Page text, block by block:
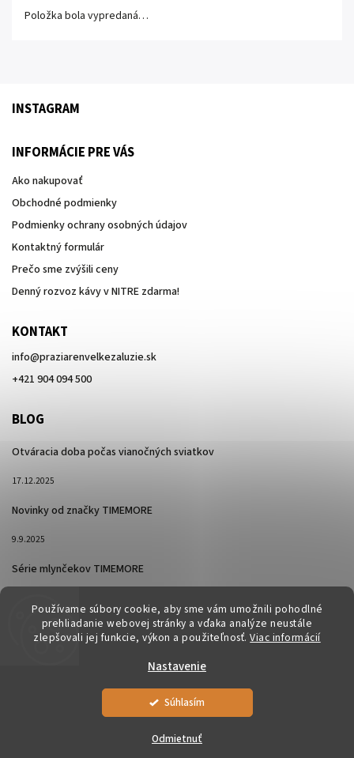
Používame súbory cookie, aby sme vám umožnili pohodlné
prehliadanie webovej stránky a vďaka analýze neustále
zlepšovali jej funkcie, výkon a použiteľnosť.Viac informácií
Nastavenie
Odmietnuť
Súhlasím
Položka bola vypredaná…
INSTAGRAM
INFORMÁCIE PRE VÁS
Ako nakupovať
Obchodné podmienky
Podmienky ochrany osobných údajov
Kontaktný formulár
Prečo sme zvýšili ceny
Denný rozvoz kávy v NITRE zdarma!
KONTAKT
info@praziarenvelkezaluzie.sk
+421 904 094 500
BLOG
Otváracia doba počas vianočných sviatkov
17.12.2025
Novinky od značky TIMEMORE
9.9.2025
Série mlynčekov TIMEMORE
Copyright 2026
. Všetky práva vyhradené.
Shoptet| Design